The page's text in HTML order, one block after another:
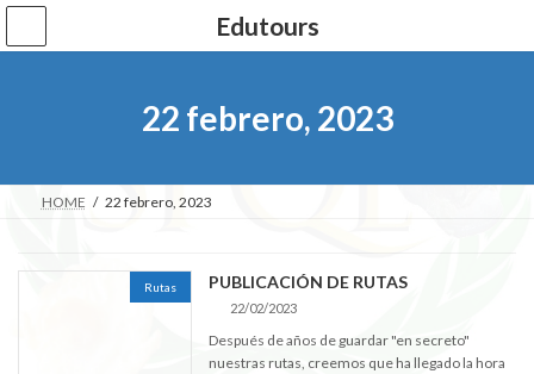
Saltar
contenido
Saltar
la
Edutours
22 febrero, 2023
HOME 22 febrero, 2023
Rutas PUBLICACIÓN DE RUTAS
22/02/2023
Después de años de guardar "en secreto"
nuestras rutas, creemos que ha llegado la hora